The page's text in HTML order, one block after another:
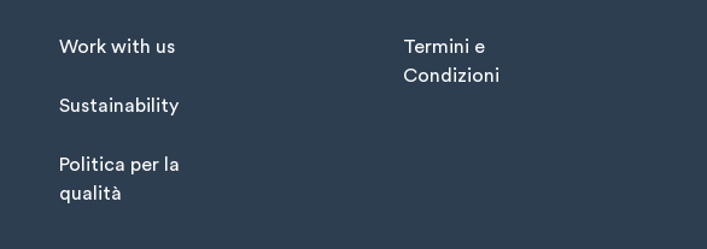
Work with us
Sustainability
Politica per la
qualità
Termini e
Condizioni